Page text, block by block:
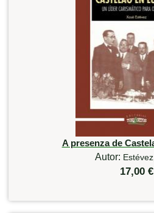
A presenza de
Autor:
17,00 €